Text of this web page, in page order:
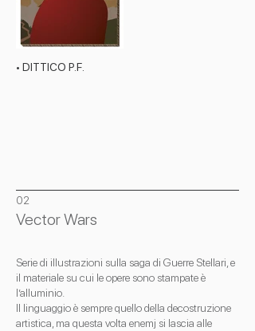
• DITTICO P.F.
02
Vector Wars
Serie di illustrazioni sulla saga di Guerre Stellari, e
il materiale su cui le opere sono stampate è
l’alluminio.
Il linguaggio è sempre quello della decostruzione
artistica, ma questa volta enemj si lascia alle